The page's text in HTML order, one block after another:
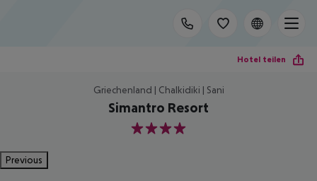
Hotel teilen
Griechenland | Chalkidiki | Sani
Simantro Resort
4
Previous